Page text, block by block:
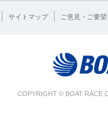
サイトマップ ご意見・ご要望
COPYRIGHT © BOAT RACE